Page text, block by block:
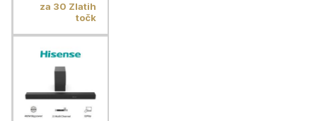
za 30 Zlatih
točk